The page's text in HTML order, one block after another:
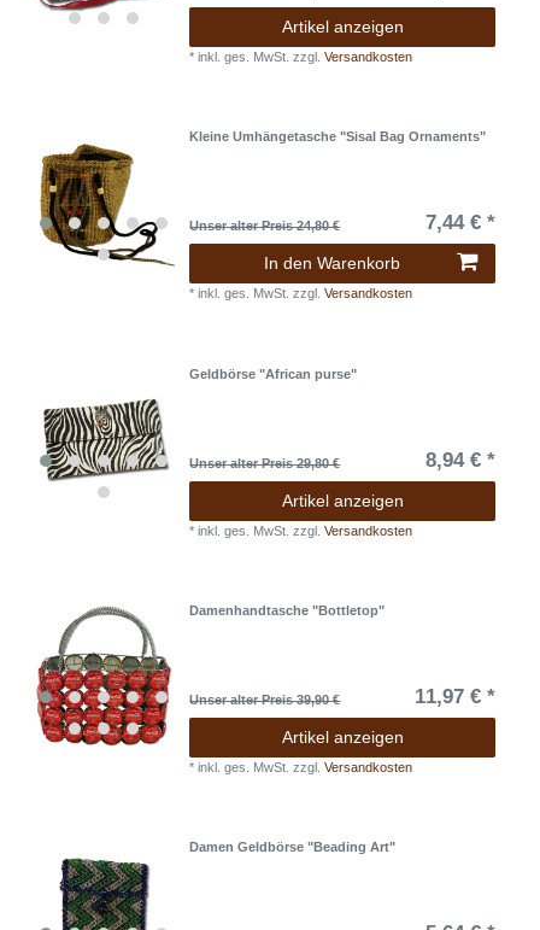
Artikel anzeigen
*inkl. ges. MwSt. zzgl.Versandkosten
Kleine Umhängetasche "Sisal Bag Ornaments"
Unser alter Preis 24,80 € 7,44 € *
In den Warenkorb
*inkl. ges. MwSt. zzgl.Versandkosten
Geldbörse "African purse"
Unser alter Preis 29,80 € 8,94 € *
Artikel anzeigen
*inkl. ges. MwSt. zzgl.Versandkosten
Damenhandtasche "Bottletop"
Unser alter Preis 39,90 € 11,97 € *
Artikel anzeigen
*inkl. ges. MwSt. zzgl.Versandkosten
Damen Geldbörse "Beading Art"